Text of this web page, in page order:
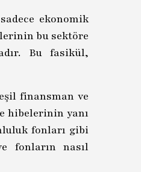
ekonomik
bu sektöre
Bu fasikül,
finansman ve
hibelerinin yanı
fonları gibi
fonların nasıl